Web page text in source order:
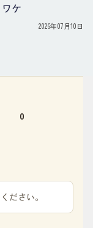
ケ
2026年07月10日
0
ださい。